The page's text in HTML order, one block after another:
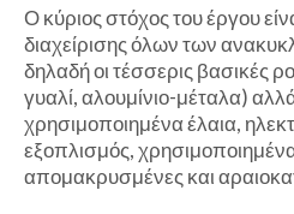
Ο κύριος στόχος του έργου
διαχείρισης όλων των
δηλαδή οι τέσσερις βασικές
γυαλί, αλουμίνιο-μέταλα)
χρησιμοποιημένα έλαια,
εξοπλισμός,
απομακρυσμένες και